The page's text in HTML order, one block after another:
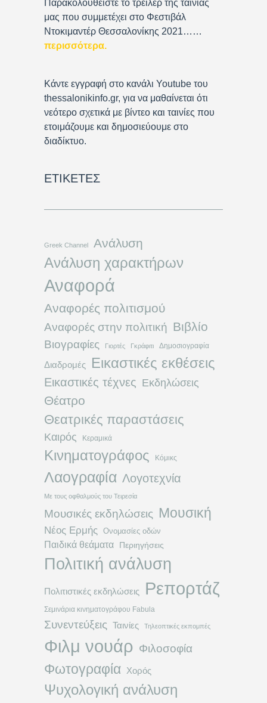
Παρακολουθείστε το τρέιλερ της ταινίας
μας που συμμετέχει στο Φεστιβάλ
Ντοκιμαντέρ Θεσσαλονίκης 2021……
περισσότερα.
Κάντε εγγραφή στο κανάλι Youtube του
thessalonikinfo.gr, για να μαθαίνεται ότι
νεότερο σχετικά με βίντεο και ταινίες που
ετοιμάζουμε και δημοσιεύουμε στο
διαδίκτυο.
ΕΤΙΚΈΤΕΣ
Greek Channel Ανάλυση
Ανάλυση χαρακτήρων
Αναφορά
Αναφορές πολιτισμού
Αναφορές στην πολιτική Βιβλίο
Βιογραφίες Γιορτές Γκράφιτι Δημοσιογραφία
Διαδρομές Εικαστικές εκθέσεις
Εικαστικές τέχνες Εκδηλώσεις
Θέατρο
Θεατρικές παραστάσεις
Καιρός Κεραμικά
Κινηματογράφος Κόμικς
Λαογραφία Λογοτεχνία
Με τους οφθαλμούς του Τειρεσία
Μουσικές εκδηλώσεις Μουσική
Νέος Ερμής Ονομασίες οδών
Παιδικά θεάματα Περιηγήσεις
Πολιτική ανάλυση
Πολιτιστικές εκδηλώσεις Ρεπορτάζ
Σεμινάρια κινηματογράφου Fabula
Συνεντεύξεις Ταινίες Τηλεοπτικές εκπομπές
Φιλμ νουάρ Φιλοσοφία
Φωτογραφία Χορός
Ψυχολογική ανάλυση